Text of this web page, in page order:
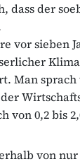
dass der
vor sieben
Man
von 0,2 bis
von nur